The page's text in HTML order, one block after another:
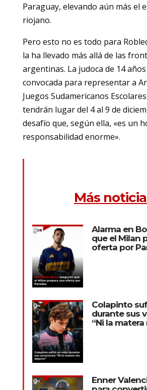
Paraguay, elevando aún más el
riojano.
Pero esto no es todo para
la ha llevado más allá de las
argentinas. La judoca de 14
convocada para representar a
Juegos Sudamericanos
tendrán lugar del 4 al 9 de
desafío que, según ella, «es un
responsabilidad enorme».
Más
Alarma en
que el Milan
oferta por
Colapinto
durante sus
“Ni la
Enner